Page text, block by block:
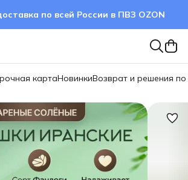
по всей России в ПВЗ OZON
картаНовинкиВозврат и решения по